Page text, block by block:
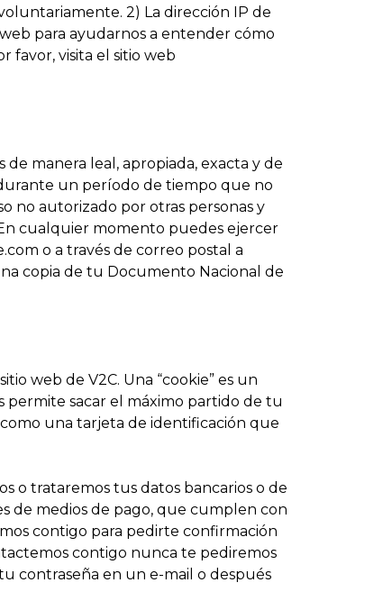
2) La dirección IP de
para ayudarnos a entender cómo
favor, visita el sitio web
manera leal, apropiada, exacta y de
un período de tiempo que no
no autorizado por otras personas y
cualquier momento puedes ejercer
o a través de correo postal a
copia de tu Documento Nacional de
web de V2C. Una “cookie” es un
sacar el máximo partido de tu
como una tarjeta de identificación que
o trataremos tus datos bancarios o de
de medios de pago, que cumplen con
contigo para pedirte confirmación
contigo nunca te pediremos
contraseña en un e-mail o después